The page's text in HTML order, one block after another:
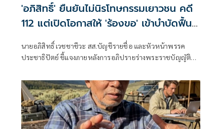
'อภิสิทธิ์' ยืนยันไม่นิรโทษกรรมเยาวชน คดี
112 แต่เปิดโอกาสให้ 'ร้องขอ' เข้าบำบัดฟื้นฟู
สร้างสัมพันธ์อันดีกับสถาบัน
นายอภิสิทธิ์ เวชชาชีวะ สส.บัญชีรายชื่อ และหัวหน้าพรรค
ประชาธิปัตย์ ชี้แจงภายหลังการอภิปรายร่างพระราชบัญญัติ
ลแห่ทัวร์ลงบนโลกออนไลน์ ว่า ตนเองสนับสนุนการนิรโทษ
กรรมเยาวชน ในคดีอาญามาตรา 112 ว่า จริงๆ หากใครยังมีข้อ
สงสัย ตนเองก็อยากให้ไปฟังคำอภิปราย เพราะมีปัญหา 2 ส่วน